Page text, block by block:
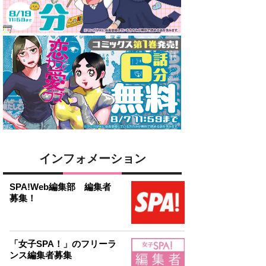
インフォメーション
SPA!Web編集部 編集者
募集！
「女子SPA！」のフリーラ
ンス編集者募集